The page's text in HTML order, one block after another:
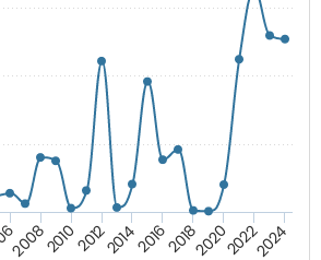
200820102012201420162018202020222024